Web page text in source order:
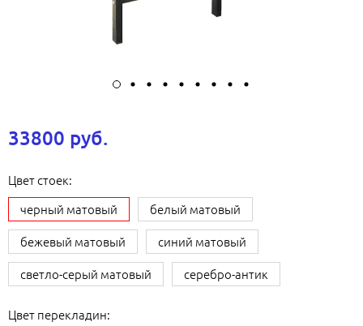
33800 руб.
Цвет стоек:
черный матовый
белый матовый
бежевый матовый
синий матовый
светло-серый матовый
серебро-антик
Цвет перекладин: